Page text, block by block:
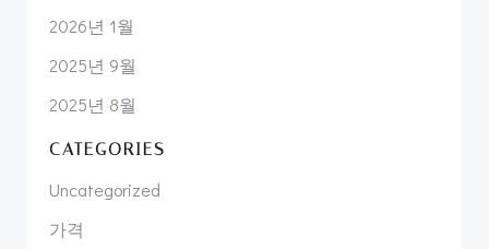
2026년 1월
2025년 9월
2025년 8월
CATEGORIES
Uncategorized
가격